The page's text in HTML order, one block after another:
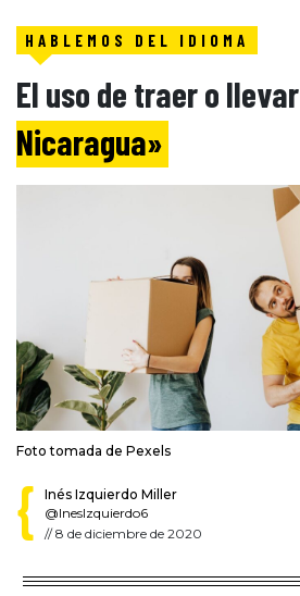
HABLEMOS DEL IDIOMA
El uso de traer o llevar
Nicaragua»
Foto tomada de Pexels
Inés Izquierdo Miller
@InesIzquierdo6
//8 de diciembre de 2020